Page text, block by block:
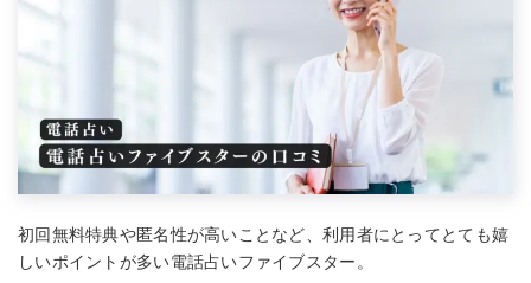
初回無料特典や匿名性が高いことなど、利用者にとってとても嬉
しいポイントが多い電話占いファイブスター。